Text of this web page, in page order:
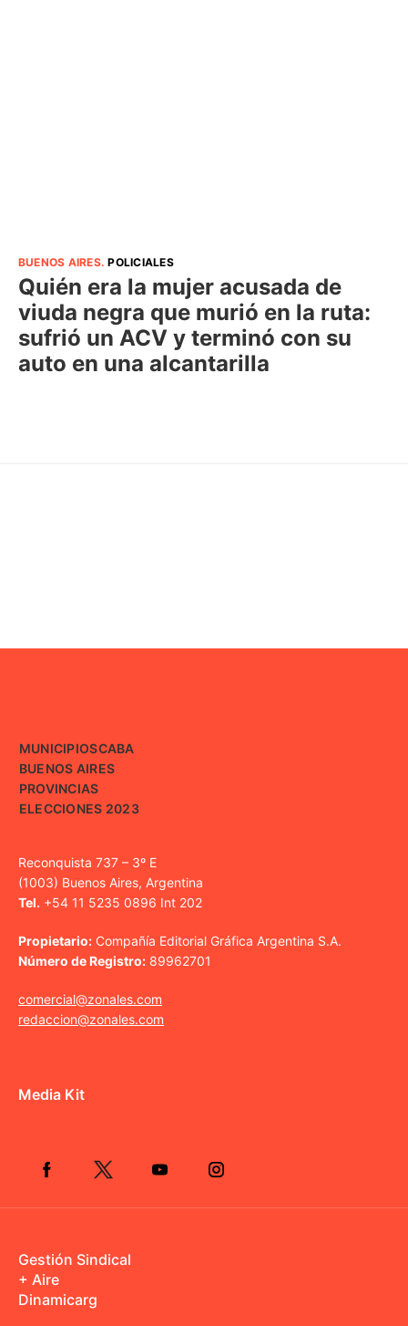
BUENOS AIRES.POLICIALES
Quién era la mujer acusada de
viuda negra que murió en la ruta:
sufrió un ACV y terminó con su
auto en una alcantarilla
MUNICIPIOSCABA
BUENOS AIRES
PROVINCIAS
ELECCIONES 2023
Reconquista 737 – 3º E
(1003) Buenos Aires, Argentina
Tel. +54 11 5235 0896 Int 202
Propietario: Compañía Editorial Gráfica Argentina S.A.
Número de Registro: 89962701
comercial@zonales.com
redaccion@zonales.com
Media Kit
Gestión Sindical
+ Aire
Dinamicarg